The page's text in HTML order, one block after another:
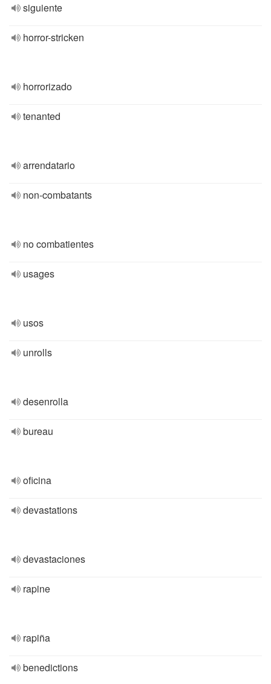
siguiente
horror-stricken
horrorizado
tenanted
arrendatario
non-combatants
no combatientes
usages
usos
unrolls
desenrolla
bureau
oficina
devastations
devastaciones
rapine
rapiña
benedictions